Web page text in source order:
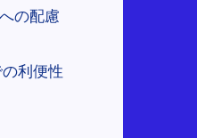
の配慮
利便性